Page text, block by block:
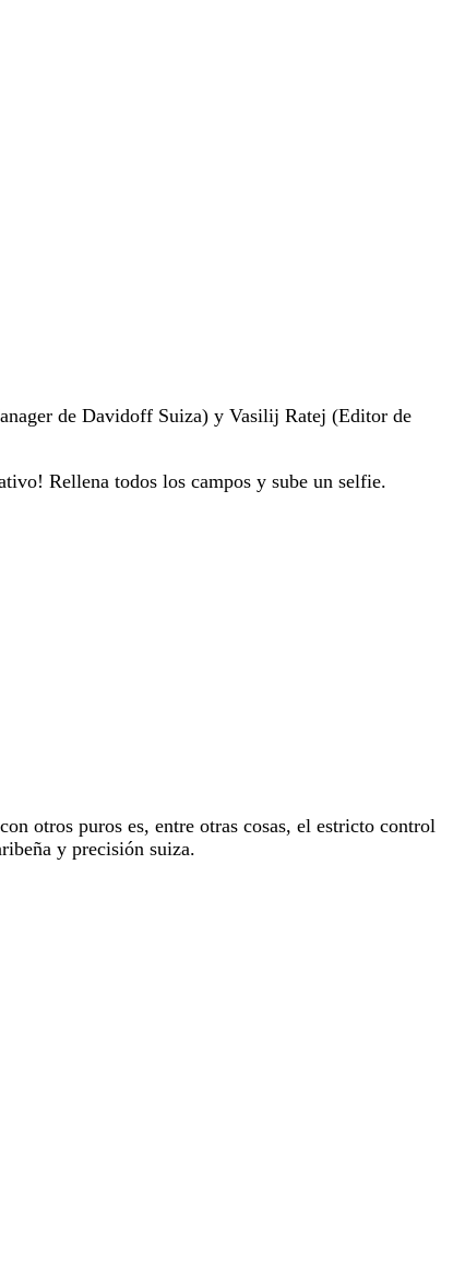
de Davidoff Suiza) y Vasilij Ratej (Editor de
Rellena todos los campos y sube un selfie.
otros puros es, entre otras cosas, el estricto control
y precisión suiza.